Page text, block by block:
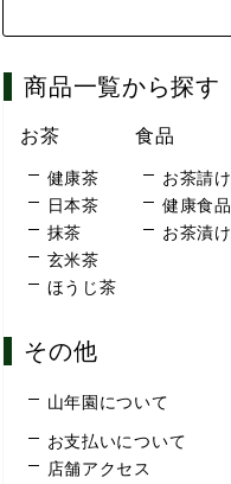
商品一覧から探す
お茶
健康茶
日本茶
抹茶
玄米茶
ほうじ茶
食品
お茶請け
健康食品
お茶漬け
その他
山年園について
お支払いについて
店舗アクセス